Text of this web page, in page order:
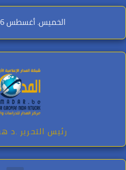
Skip
content
الخميس. أغسطس 6th, 2026
رئيس التحرير .د